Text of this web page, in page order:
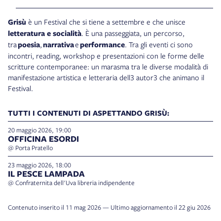
Grisù è un Festival che si tiene a settembre e che unisce
letteratura e socialità. È una passeggiata, un percorso,
trapoesia,narrativaeperformance. Tra gli eventi ci sono
incontri, reading, workshop e presentazioni con le forme delle
scritture contemporanee: un marasma tra le diverse modalità di
manifestazione artistica e letteraria dell3 autor3 che animano il
Festival.
TUTTI I CONTENUTI DI ASPETTANDO GRISÙ:
20 maggio 2026, 19:00
OFFICINA ESORDI
@ Porta Pratello
23 maggio 2026, 18:00
IL PESCE LAMPADA
@ Confraternita dell'Uva libreria indipendente
Contenuto inserito il 11 mag 2026 — Ultimo aggiornamento il 22 giu 2026